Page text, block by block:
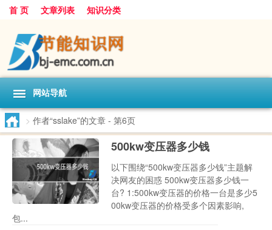
首 页 文章列表 知识分类
网站导航
> 作者“sslake”的文章 - 第6页
500kw变压器多少钱
以下围绕“500kw变压器多少钱”主题解
决网友的困惑 500kw变压器多少钱一
台? 1:500kw变压器的价格一台是多少5
00kw变压器的价格受多个因素影响,
包...